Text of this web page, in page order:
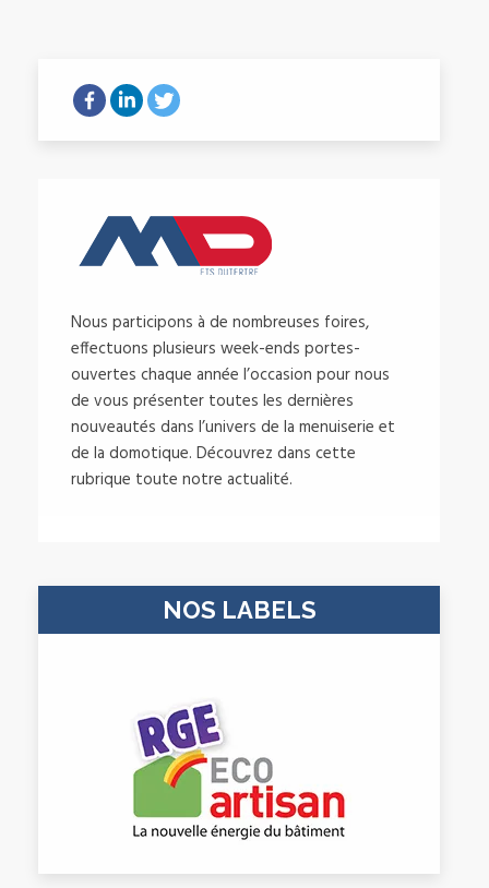
Nous participons à de nombreuses foires,
effectuons plusieurs week-ends portes-
ouvertes chaque année l’occasion pour nous
de vous présenter toutes les dernières
nouveautés dans l’univers de la menuiserie et
de la domotique. Découvrez dans cette
rubrique toute notre actualité.
NOS LABELS